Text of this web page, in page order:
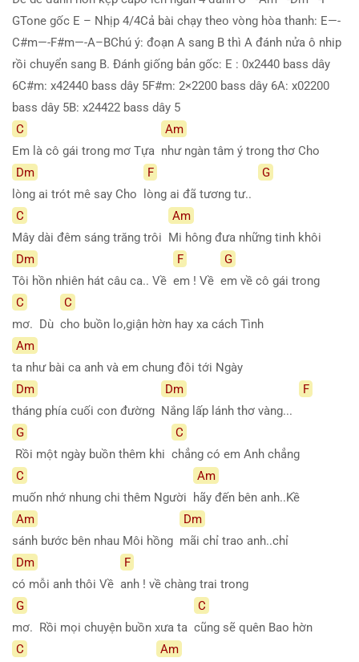
GTone gốc E – Nhịp 4/4Cả bài chạy theo vòng hòa thanh: E—-
C#m—-F#m—-A–BChú ý: đoạn A sang B thì A đánh nửa ô nhip
rồi chuyển sang B. Đánh giống bản gốc: E : 0x2440 bass dây
6C#m: x42440 bass dây 5F#m: 2×2200 bass dây 6A: x02200
bass dây 5B: x24422 bass dây 5
C
Em là cô gái trong mơ Tựa
Am
như ngàn tâm ý trong thơ Cho
Dm
lòng ai trót mê say Cho
F
lòng ai đã tương tư..
G
C
Mây dài đêm sáng trăng trôi
Am
Mi hông đưa những tinh khôi
Dm
Tôi hồn nhiên hát câu ca.. Về
F
em ! Về
G
em về cô gái trong
C
mơ. Dù
C
cho buồn lo,giận hờn hay xa cách Tình
Am
ta như bài ca anh và em chung đôi tới Ngày
Dm
tháng phía cuối con đường
Dm
Nắng lấp lánh thơ vàng...
F
G
Rồi một ngày buồn thêm khi
C
chẳng có em Anh chẳng
C
muốn nhớ nhung chi thêm Người
Am
hãy đến bên anh..Kề
Am
sánh bước bên nhau Môi hồng
Dm
mãi chỉ trao anh..chỉ
Dm
có mỗi anh thôi Về
F
anh ! về chàng trai trong
G
mơ. Rồi mọi chuyện buồn xưa ta
C
cũng sẽ quên Bao hờn
C
Am